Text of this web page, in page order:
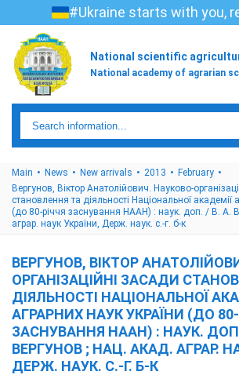
#Ukraine starts with you,
National scientific
National academy of agrarian
Main News New arrivals 2013
February
Вергунов, Віктор Анатолійович. Науково-
становлення та діяльності Національної академії
(до 80-річчя заснування НААН) : наук. доп. / В. А.
аграр. наук України, Держ. наук. с.-г. б-к
ВЕРГУНОВ, ВІКТОР
ОРГАНІЗАЦІЙНІ ЗАСАДИ
ДІЯЛЬНОСТІ НАЦІОНАЛЬНОЇ
АГРАРНИХ НАУК УКРАЇНИ (ДО
ЗАСНУВАННЯ НААН) : НАУК.
ВЕРГУНОВ ; НАЦ. АКАД. АГРАР.
ДЕРЖ. НАУК. С.-Г. Б-К